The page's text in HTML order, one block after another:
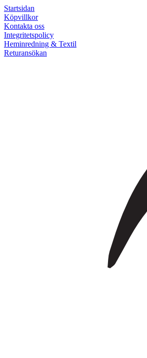
Startsidan
Köpvillkor
Kontakta oss
Integritetspolicy
Heminredning & Textil
Returansökan